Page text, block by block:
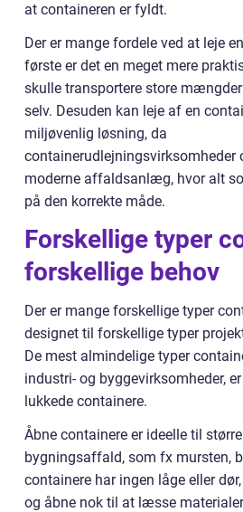
at containeren er fyldt.
Der er mange fordele ved at leje
første er det en meget mere
skulle transportere store
selv. Desuden kan leje af en
miljøvenlig løsning, da
containerudlejningsvirksomheder
moderne affaldsanlæg, hvor alt
på den korrekte måde.
Forskellige typer
forskellige behov
Der er mange forskellige typer
designet til forskellige typer
De mest almindelige typer
industri- og byggevirksomheder,
lukkede containere.
Åbne containere er ideelle til
bygningsaffald, som fx mursten,
containere har ingen låge eller
og åbne nok til at læsse